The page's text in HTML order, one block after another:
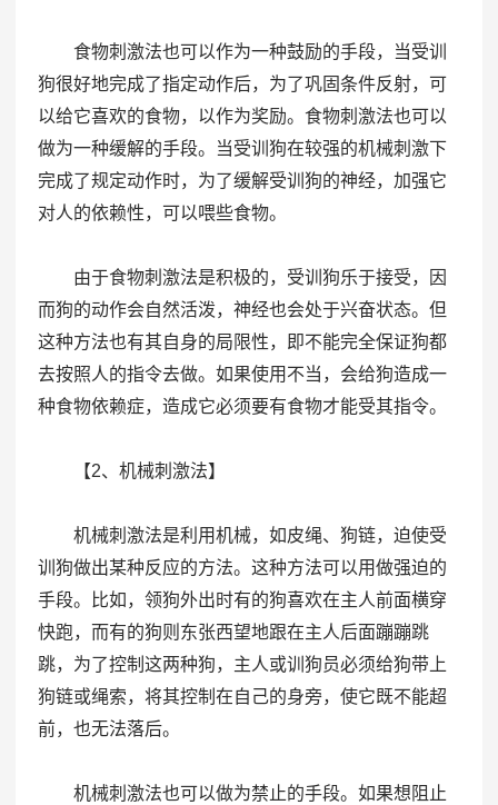
食物刺激法也可以作为一种鼓励的手段，当受训
狗很好地完成了指定动作后，为了巩固条件反射，可
以给它喜欢的食物，以作为奖励。食物刺激法也可以
做为一种缓解的手段。当受训狗在较强的机械刺激下
完成了规定动作时，为了缓解受训狗的神经，加强它
对人的依赖性，可以喂些食物。
由于食物刺激法是积极的，受训狗乐于接受，因
而狗的动作会自然活泼，神经也会处于兴奋状态。但
这种方法也有其自身的局限性，即不能完全保证狗都
去按照人的指令去做。如果使用不当，会给狗造成一
种食物依赖症，造成它必须要有食物才能受其指令。
【2、机械刺激法】
机械刺激法是利用机械，如皮绳、狗链，迫使受
训狗做出某种反应的方法。这种方法可以用做强迫的
手段。比如，领狗外出时有的狗喜欢在主人前面横穿
快跑，而有的狗则东张西望地跟在主人后面蹦蹦跳
跳，为了控制这两种狗，主人或训狗员必须给狗带上
狗链或绳索，将其控制在自己的身旁，使它既不能超
前，也无法落后。
机械刺激法也可以做为禁止的手段。如果想阻止